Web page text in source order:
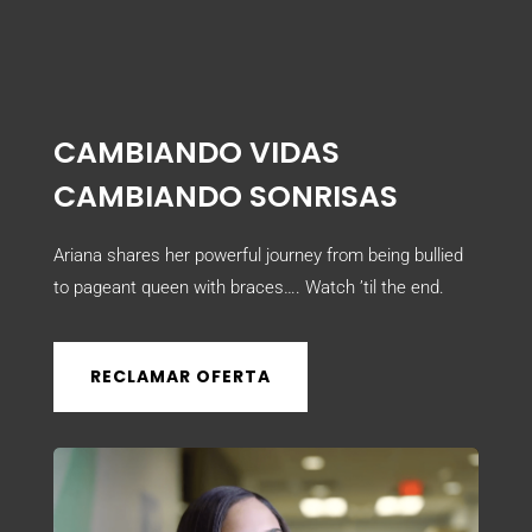
CAMBIANDO VIDAS
CAMBIANDO SONRISAS
Ariana shares her powerful journey from being bullied
to pageant queen with braces…. Watch ’til the end.
RECLAMAR OFERTA